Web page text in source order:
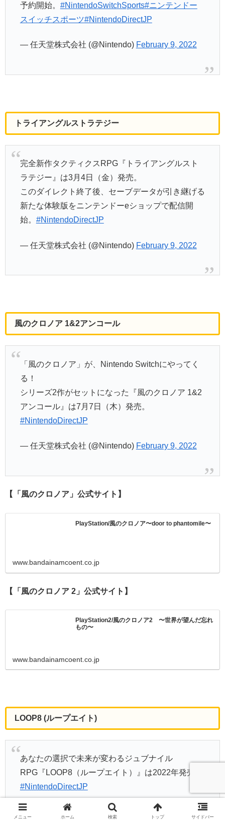
予約開始。 #NintendoSwitchSports#ニンテンドー
スイッチスポーツ#NintendoDirectJP
— 任天堂株式会社 (@Nintendo) February 9, 2022
トライアングルストラテジー
完全新作タクティクスRPG『トライアングルスト
ラテジー』は3月4日（金）発売。
このダイレクト終了後、セーブデータが引き継げる
新たな体験版をニンテンドーeショップで配信開
始。 #NintendoDirectJP
— 任天堂株式会社 (@Nintendo) February 9, 2022
風のクロノア 1&2アンコール
「風のクロノア」が、Nintendo Switchにやってく
る！
シリーズ2作がセットになった『風のクロノア 1&2
アンコール』は7月7日（木）発売。
#NintendoDirectJP
— 任天堂株式会社 (@Nintendo) February 9, 2022
【「風のクロノア」公式サイト】
PlayStation/風のクロノア〜door to phantomile〜
www.bandainamcoent.co.jp
【「風のクロノア 2」公式サイト】
PlayStation2/風のクロノア2 〜世界が望んだ忘れ
もの〜
www.bandainamcoent.co.jp
LOOP8 (ループエイト)
あなたの選択で未来が変わるジュブナイル
RPG『LOOP8（ループエイト）』は2022年発売。
#NintendoDirectJP
— 任天堂株式会社 (@Nintendo) February 9, 2022
メニュー ホーム 検索 トップ サイドバー